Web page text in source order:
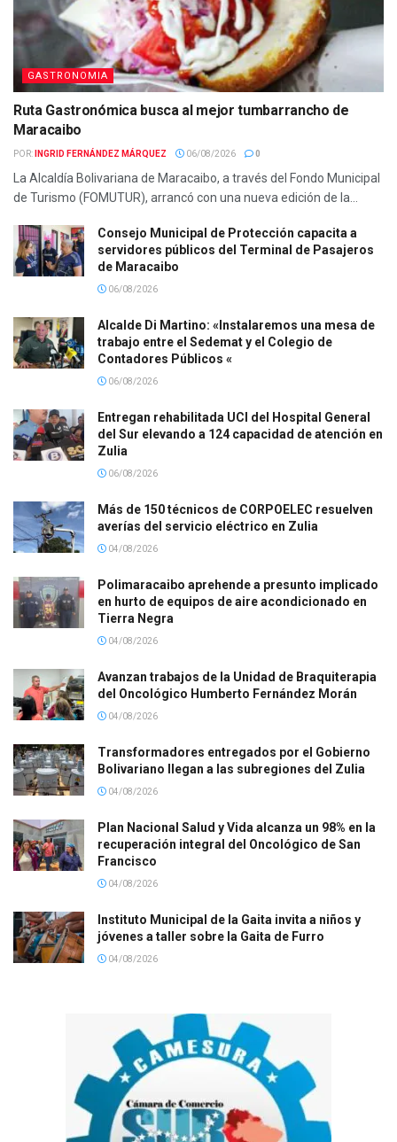
GASTRONOMIA
Ruta Gastronómica busca al mejor tumbarrancho de
Maracaibo
POR: INGRID FERNÁNDEZ MÁRQUEZ 06/08/2026 0
La Alcaldía Bolivariana de Maracaibo, a través del Fondo Municipal
de Turismo (FOMUTUR), arrancó con una nueva edición de la...
Consejo Municipal de Protección capacita a
servidores públicos del Terminal de Pasajeros
de Maracaibo
06/08/2026
Alcalde Di Martino: «Instalaremos una mesa de
trabajo entre el Sedemat y el Colegio de
Contadores Públicos «
06/08/2026
Entregan rehabilitada UCI del Hospital General
del Sur elevando a 124 capacidad de atención en
Zulia
06/08/2026
Más de 150 técnicos de CORPOELEC resuelven
averías del servicio eléctrico en Zulia
04/08/2026
Polimaracaibo aprehende a presunto implicado
en hurto de equipos de aire acondicionado en
Tierra Negra
04/08/2026
Avanzan trabajos de la Unidad de Braquiterapia
del Oncológico Humberto Fernández Morán
04/08/2026
Transformadores entregados por el Gobierno
Bolivariano llegan a las subregiones del Zulia
04/08/2026
Plan Nacional Salud y Vida alcanza un 98% en la
recuperación integral del Oncológico de San
Francisco
04/08/2026
Instituto Municipal de la Gaita invita a niños y
jóvenes a taller sobre la Gaita de Furro
04/08/2026